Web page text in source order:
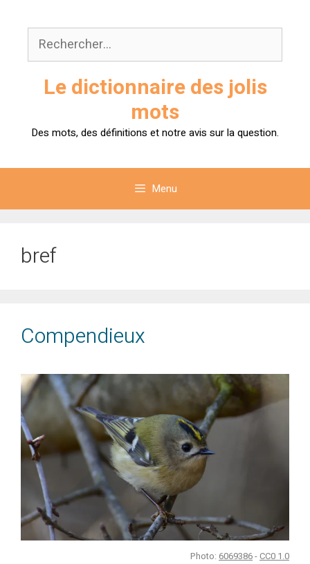
contenu
Rechercher :
Le dictionnaire des jolis
mots
Des mots, des définitions et notre avis sur la question.
Menu
bref
Compendieux
Photo: 6069386- CC0 1.0